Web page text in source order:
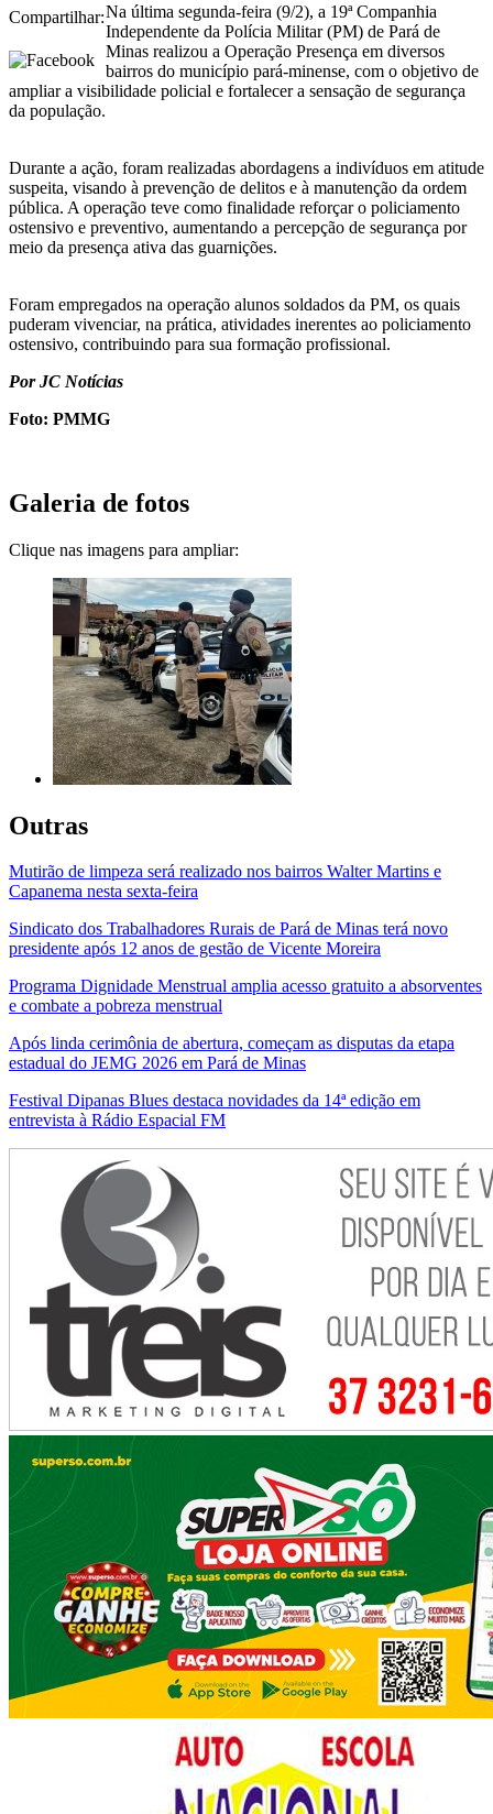
Compartilhar:Na última segunda-feira (9/2), a 19ª Companhia
Independente da Polícia Militar (PM) de Pará de
Minas realizou a Operação Presença em diversos
bairros do município pará-minense, com o objetivo de
ampliar a visibilidade policial e fortalecer a sensação de segurança
da população.
Durante a ação, foram realizadas abordagens a indivíduos em atitude
suspeita, visando à prevenção de delitos e à manutenção da ordem
pública. A operação teve como finalidade reforçar o policiamento
ostensivo e preventivo, aumentando a percepção de segurança por
meio da presença ativa das guarnições.
Foram empregados na operação alunos soldados da PM, os quais
puderam vivenciar, na prática, atividades inerentes ao policiamento
ostensivo, contribuindo para sua formação profissional.
Por JC Notícias
Foto: PMMG
Galeria de fotos
Clique nas imagens para ampliar:
Outras
Mutirão de limpeza será realizado nos bairros Walter Martins e
Capanema nesta sexta-feira
Sindicato dos Trabalhadores Rurais de Pará de Minas terá novo
presidente após 12 anos de gestão de Vicente Moreira
Programa Dignidade Menstrual amplia acesso gratuito a absorventes
e combate a pobreza menstrual
Após linda cerimônia de abertura, começam as disputas da etapa
estadual do JEMG 2026 em Pará de Minas
Festival Dipanas Blues destaca novidades da 14ª edição em
entrevista à Rádio Espacial FM